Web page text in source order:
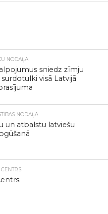
NODAĻA
sniedz zīmju
visā Latvijā
NODAĻA
un atbalstu latviešu